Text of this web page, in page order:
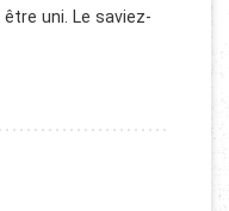
uni. Le saviez-
EN RANDONNÉE